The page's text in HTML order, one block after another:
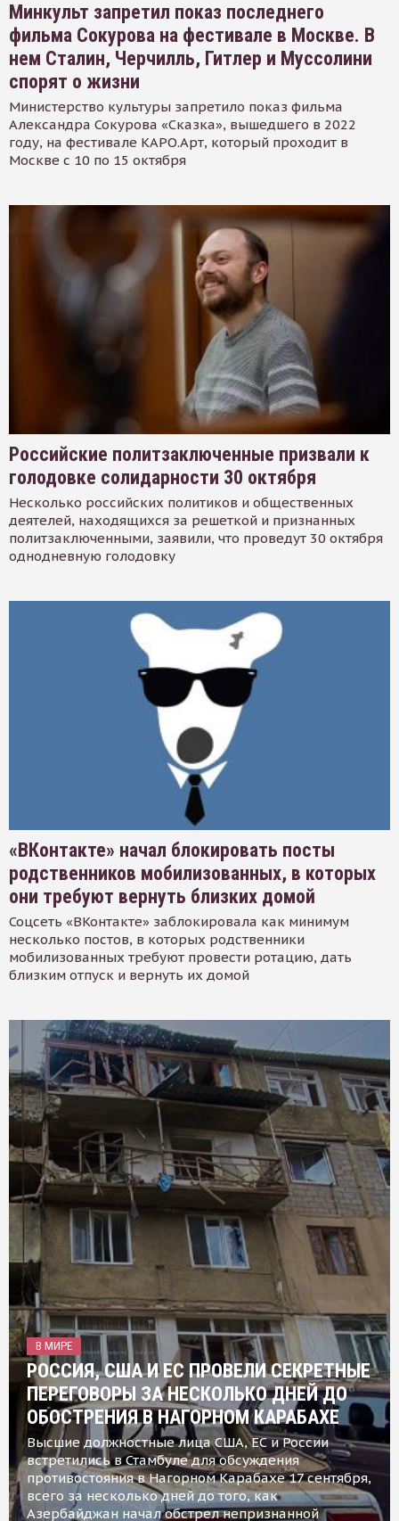
Минкульт запретил показ последнего
фильма Сокурова на фестивале в Москве. В
нем Сталин, Черчилль, Гитлер и Муссолини
спорят о жизни
Министерство культуры запретило показ фильма
Александра Сокурова «Сказка», вышедшего в 2022
году, на фестивале КАРО.Арт, который проходит в
Москве с 10 по 15 октября
Российские политзаключенные призвали к
голодовке солидарности 30 октября
Несколько российских политиков и общественных
деятелей, находящихся за решеткой и признанных
политзаключенными, заявили, что проведут 30 октября
однодневную голодовку
«ВКонтакте» начал блокировать посты
родственников мобилизованных, в которых
они требуют вернуть близких домой
Соцсеть «ВКонтакте» заблокировала как минимум
несколько постов, в которых родственники
мобилизованных требуют провести ротацию, дать
близким отпуск и вернуть их домой
В МИРЕ
РОССИЯ, США И ЕС ПРОВЕЛИ СЕКРЕТНЫЕ
ПЕРЕГОВОРЫ ЗА НЕСКОЛЬКО ДНЕЙ ДО
ОБОСТРЕНИЯ В НАГОРНОМ КАРАБАХЕ
Высшие должностные лица США, ЕС и России
встретились в Стамбуле для обсуждения
противостояния в Нагорном Карабахе 17 сентября,
всего за несколько дней до того, как
Азербайджан начал обстрел непризнанной